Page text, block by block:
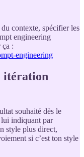
contexte, spécifier les
engineering
ça :
engineering
itération
souhaité dès le
lui indiquant par
style plus direct,
si c’est ton style